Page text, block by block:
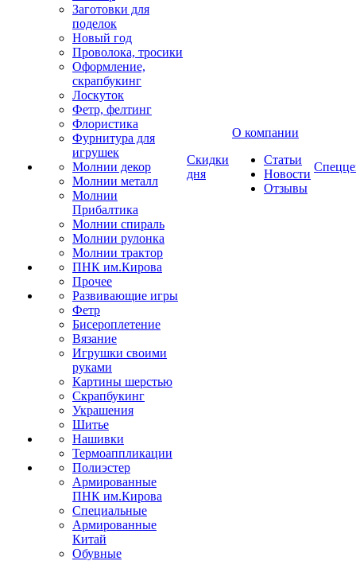
Заготовки для
поделок
Новый год
Проволока, тросики
Оформление,
скрапбукинг
Лоскуток
Фетр, фелтинг
Флористика
Фурнитура для
игрушек
Молнии декор
Молнии металл
Молнии
Прибалтика
Молнии спираль
Молнии рулонка
Молнии трактор
ПНК им.Кирова
Прочее
Развивающие игры
Фетр
Бисероплетение
Вязание
Игрушки своими
руками
Картины шерстью
Скрапбукинг
Украшения
Шитье
Нашивки
Термоаппликации
Полиэстер
Армированные
ПНК им.Кирова
Специальные
Армированные
Китай
Обувные
Скидки
дня
О компании
Статьи
Новости
Отзывы